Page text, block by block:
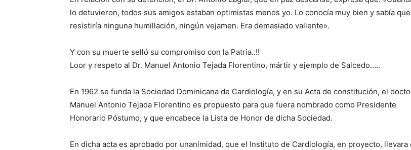
lo detuvieron, todos sus amigos estaban optimistas menos yo. Lo conocía muy bien y sabía
resistiría ninguna humillación, ningún vejamen. Era demasiado valiente».
Y con su muerte selló su compromiso con la Patria..!!
Loor y respeto al Dr. Manuel Antonio Tejada Florentino, mártir y ejemplo de Salcedo…..
En 1962 se funda la Sociedad Dominicana de Cardiología, y en su Acta de constitución, el
Manuel Antonio Tejada Florentino es propuesto para que fuera nombrado como Presidente
Honorario Póstumo, y que encabece la Lista de Honor de dicha Sociedad.
En dicha acta es aprobado por unanimidad, que el Instituto de Cardiología, en proyecto, llevara